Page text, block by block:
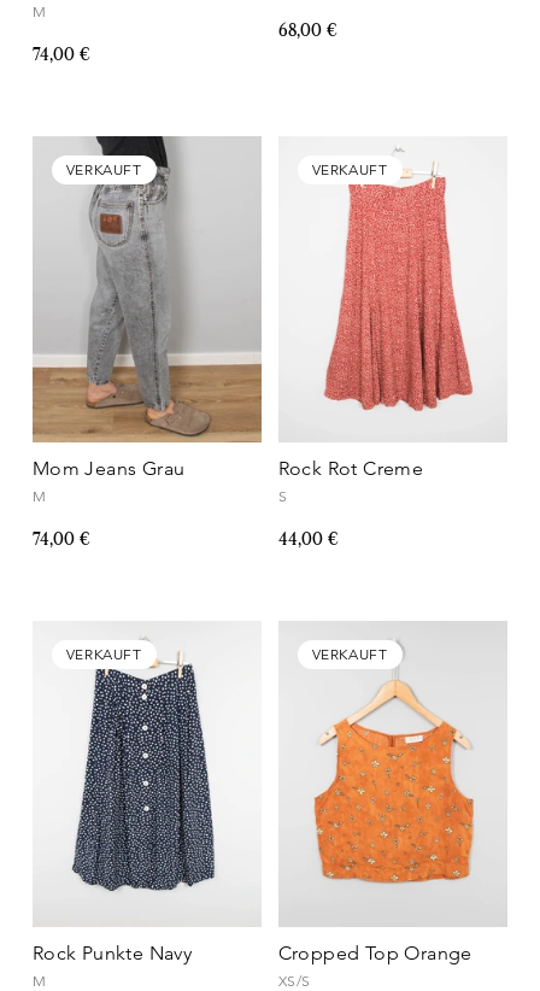
M
74,00 €
68,00 €
VERKAUFT
Mom Jeans Grau
M
74,00 €
VERKAUFT
Rock Rot Creme
S
44,00 €
VERKAUFT
Rock Punkte Navy
M
VERKAUFT
Cropped Top Orange
XS/S